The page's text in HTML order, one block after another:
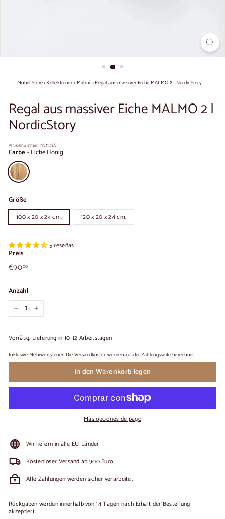
Mobel.Store›Kollektionen› Malmö›Regal aus massiver Eiche MALMO 2 | NordicStory
Regal aus massiver Eiche MALMO 2 |
NordicStory
Artikelnummer: NS114ES
Farbe-Eiche Honig
Größe
100 x 20 x 24 cm. 120 x 20 x 24 cm.
5 reseñas
Preis
Üblicher
Preis
€9000€90,00
Anzahl
+
Vorrätig. Lieferung in 10-12 Arbeitstagen
Inklusive Mehrwertsteuer. DieVersandkostenwerden auf der Zahlungsseite berechnet.
In den Warenkorb legen
Más opciones de pago
Wir liefern in alle EU-Länder
Kostenloser Versand ab 900 Euro
Alle Zahlungen werden sicher verarbeitet
Rückgaben werden innerhalb von 14 Tagen nach Erhalt der Bestellung
akzeptiert.